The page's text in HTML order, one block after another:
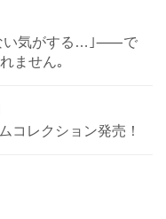
ない気がする…｣⸺で
ません｡
コレクション発売！